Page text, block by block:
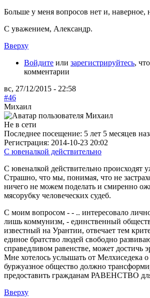
Больше у меня вопросов нет и, наверное,
С уважением, Александр.
Вверху
Войдите или зарегистрируйтесь,
комментарии
вс, 27/12/2015 - 22:58
#46
Михаил
Не в сети
Последнее посещение: 5 лет 5 месяцев
Регистрация: 2014-10-23 20:02
С ювеналкой действительно
С ювеналкой действительно происходят
Страшно, что мы, понимая, что не
ничего не можем поделать и смиренно
мясорубку человеческих судеб.
С моим вопросом - - .. интересовало
лишь коммунизм, - единственный
известный на Урантии, отвечает тем
единое братство людей свободно
справедливом равенстве, может достичь
Мне хотелось услышать от Мелхиседека
буржуазное общество должно
предоставить гражданам РАВЕНСТВО
Вверху